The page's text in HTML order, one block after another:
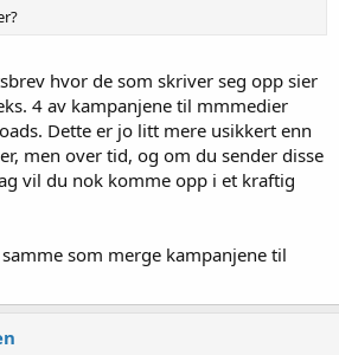
hvor de som skriver seg opp sier
4 av kampanjene til mmmedier
Dette er jo litt mere usikkert enn
men over tid, og om du sender disse
vil du nok komme opp i et kraftig
som merge kampanjene til